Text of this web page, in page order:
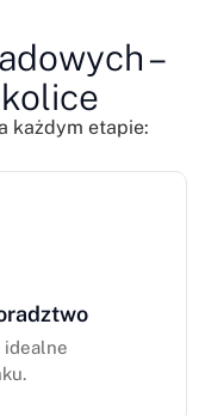
–
każdym etapie:
idealne